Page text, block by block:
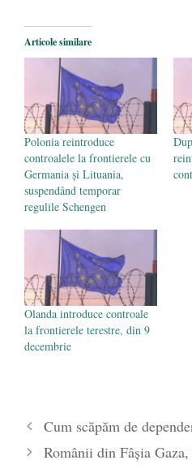
Legea Vexler
poetului Octavian
- 16 aprilie 2026
Articole similare
Polonia reintroduce
controalele la frontierele cu
Germania și Lituania,
suspendând temporar
regulile Schengen
Olanda introduce controale
la frontierele terestre, din 9
decembrie
Cum scăpăm de
Românii din Fâşia